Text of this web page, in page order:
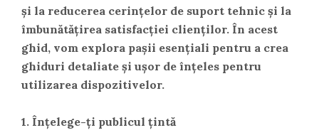
și la reducerea cerințelor de suport tehnic și la
îmbunătățirea satisfacției clienților. În acest
ghid, vom explora pașii esențiali pentru a crea
ghiduri detaliate și ușor de înțeles pentru
utilizarea dispozitivelor.
1. Înțelege-ți publicul țintă